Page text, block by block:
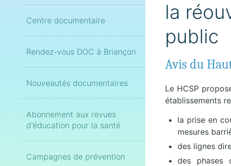
Centre documentaire
Rendez-vous DOC à Briançon
Nouveautés documentaires
Abonnement aux revues
d'éducation pour la santé
Campagnes de prévention
la
public
Avis du
Le HCSP
établissements
la prise en
mesures
des lignes
des phases